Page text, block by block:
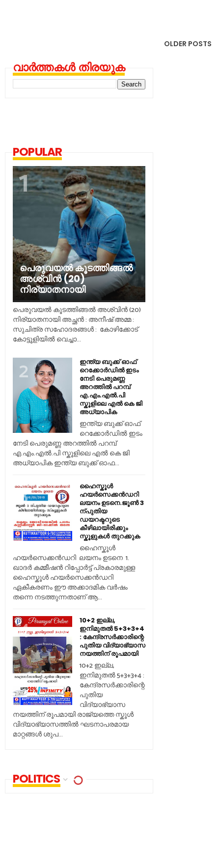
OLDER POSTS
വാർത്തകൾ തിരയുക
POPULAR
പെരുവയൽ കൂടത്തിങ്ങൽ
അശ്വിൻ (20)
നിര്യാതനായി
പെരുവയൽ കൂടത്തിങ്ങൽ അശ്വിൻ (20)
നിര്യാതനായി അച്ഛൻ : അനീഷ് അമ്മ :
സുചിത്ര സഹോദരങ്ങൾ : കോഴിക്കോട്
കോട്ടൂളിയിൽ വെച്ചാ...
ഇന്ത്യ ബുക്ക് ഓഫ്
റെക്കോർഡിൽ ഇടം
നേടി പെരുമണ്ണ
അറത്തിൽ പറമ്പ്
എ.എം.എൽ.പി
സ്കൂളിലെ എൽ കെ ജി
അധ്യാപിക
ഇന്ത്യ ബുക്ക് ഓഫ്
റെക്കോർഡിൽ ഇടം
നേടി പെരുമണ്ണ അറത്തിൽ പറമ്പ്
എ.എം.എൽ.പി സ്കൂളിലെ എൽ കെ ജി
അധ്യാപിക ഇന്ത്യ ബുക്ക് ഓഫ...
ഹൈസ്കൂൾ
ഹയർസെക്കൻഡറി
ലയനം ഉടനെ.ജൂൺ 3
ന്പുതിയ
ഡയറക്ടറുടെ
കീഴിലായിരിക്കും
സ്കൂളുകൾ തുറക്കുക
ഹൈസ്കൂൾ
ഹയർസെക്കൻഡറി ലയനം ഉടനെ 1.
ഖാദർ കമ്മീഷൻ റിപ്പോർട്ട് പ്രകാരമുള്ള
ഹൈസ്കൂൾ ഹയർസെക്കൻഡറി
ഏകീകരണം ഈ അക്കാദമിക വർഷം
തന്നെ നടത്തുന്നതാണ് ആ...
10+2 ഇല്ല,
ഇനിമുതൽ 5+3+3+4
: കേന്ദ്രസർക്കാരിന്റെ
പുതിയ വിദ്യാഭ്യാസ
നയത്തിന് രൂപമായി
10+2 ഇല്ല,
ഇനിമുതൽ 5+3+3+4 :
കേന്ദ്രസർക്കാരിന്റെ
പുതിയ
വിദ്യാഭ്യാസ
നയത്തിന് രൂപമായി രാജ്യത്തെ സ്കൂൾ
വിദ്യാഭ്യാസത്തിൽ ഘടനാപരമായ
മാറ്റങ്ങൾ ശുപ...
POLITICS